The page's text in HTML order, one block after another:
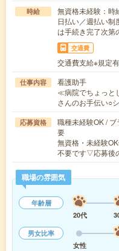
時給
無資格未経験：
日払い／週払い
は手続き完了次第
交通費
交通費支給※規定有
仕事内容
看護助手
≪病院でちょっと
さんのお手伝い○
応募資格
職種未経験OK /
要
無資格・未経験
不要です▽応募後
職場の雰囲気
年齢層
20代
男女比率
女性